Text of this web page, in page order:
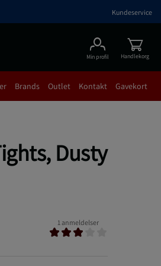
Kundeservice
Min profil Handlekorg
Brands Outlet Kontakt Gavekort
Dusty
1 anmeldelser